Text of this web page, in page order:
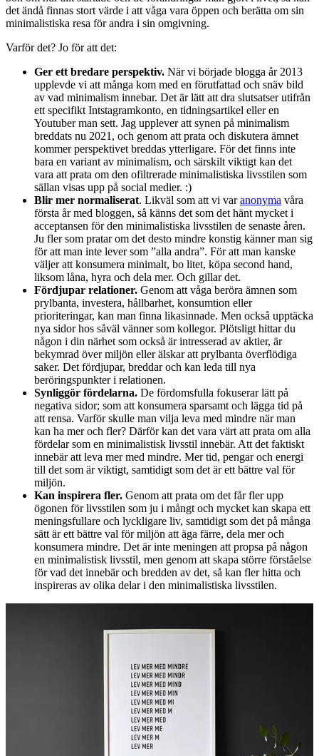
det ändå finnas stort värde i att våga vara öppen och berätta om sin
minimalistiska resa för andra i sin omgivning.
Varför det? Jo för att det:
Ger ett bredare perspektiv. När vi började blogga år 2013
upplevde vi att många kom med en förutfattad och snäv bild
av vad minimalism innebar. Det är lätt att dra slutsatser utifrån
ett specifikt Intstagramkonto, en tidningsartikel eller en
Youtuber man sett. Jag upplever att synen på minimalism
breddats nu 2021, och genom att prata och diskutera ämnet
kommer perspektivet breddas ytterligare. För det finns inte
bara en variant av minimalism, och särskilt viktigt kan det
vara att prata om den ofiltrerade minimalistiska livsstilen som
sällan visas upp på social medier. :)
Blir mer normaliserat. Likväl som att vi varanonyma våra
första år med bloggen, så känns det som det hänt mycket i
acceptansen för den minimalistiska livsstilen de senaste åren.
Ju fler som pratar om det desto mindre konstig känner man sig
för att man inte lever som ”alla andra”. För att man kanske
väljer att konsumera minimalt, bo litet, köpa second hand,
liksom låna, hyra och dela mer. Och gillar det.
Fördjupar relationer. Genom att våga beröra ämnen som
prylbanta, investera, hållbarhet, konsumtion eller
prioriteringar, kan man finna likasinnade. Men också upptäcka
nya sidor hos såväl vänner som kollegor. Plötsligt hittar du
någon i din närhet som också är intresserad av aktier, är
bekymrad över miljön eller älskar att prylbanta överflödiga
saker. Det fördjupar, breddar och kan leda till nya
beröringspunkter i relationen.
Synliggör fördelarna. De fördomsfulla fokuserar lätt på
negativa sidor; som att konsumera sparsamt och lägga tid på
att rensa. Varför skulle man vilja leva med mindre när man
kan ha mer och fler? Därför kan det vara värt att prata om alla
fördelar som en minimalistisk livsstil innebär. Att det faktiskt
innebär att leva mer med mindre. Mer tid, pengar och energi
till det som är viktigt, samtidigt som det är ett bättre val för
miljön.
Kan inspirera fler. Genom att prata om det får fler upp
ögonen för livsstilen som ju i mångt och mycket kan skapa ett
meningsfullare och lyckligare liv, samtidigt som det på många
sätt är ett bättre val för miljön att äga färre, dela mer och
konsumera mindre. Det är inte meningen att propsa på någon
en minimalistisk livsstil, men genom att skapa större förståelse
för vad det innebär och bredden av det, så kan fler hitta och
inspireras av olika delar i den minimalistiska livsstilen.